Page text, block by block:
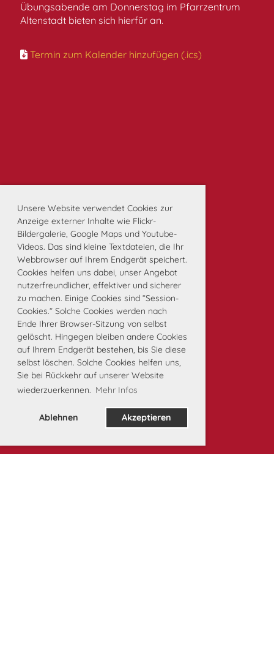
Unsere Website verwendet Cookies zur
Anzeige externer Inhalte wie Flickr-
Bildergalerie, Google Maps und Youtube-
Videos. Das sind kleine Textdateien, die Ihr
Webbrowser auf Ihrem Endgerät speichert.
Cookies helfen uns dabei, unser Angebot
nutzerfreundlicher, effektiver und sicherer
zu machen. Einige Cookies sind “Session-
Cookies.” Solche Cookies werden nach
Ende Ihrer Browser-Sitzung von selbst
gelöscht. Hingegen bleiben andere Cookies
auf Ihrem Endgerät bestehen, bis Sie diese
selbst löschen. Solche Cookies helfen uns,
Sie bei Rückkehr auf unserer Website
wiederzuerkennen. Mehr Infos
Ablehnen Akzeptieren
Übungsabende am Donnerstag im Pfarrzentrum
Altenstadt bieten sich hierfür an.
Termin zum Kalender hinzufügen (.ics)